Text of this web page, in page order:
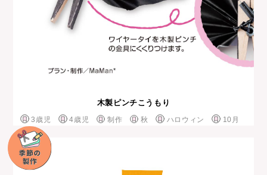
木製ピンチこうもり
3歳児 4歳児 制作 秋 ハロウィン 10月